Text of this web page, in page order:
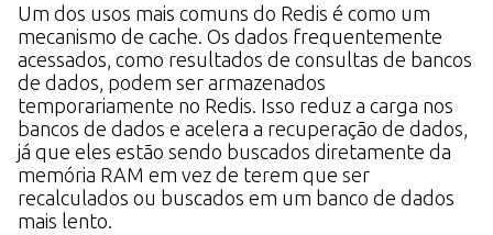
Um dos usos mais comuns do Redis é como um
mecanismo de cache. Os dados frequentemente
acessados, como resultados de consultas de bancos
de dados, podem ser armazenados
temporariamente no Redis. Isso reduz a carga nos
bancos de dados e acelera a recuperação de dados,
já que eles estão sendo buscados diretamente da
memória RAM em vez de terem que ser
recalculados ou buscados em um banco de dados
mais lento.